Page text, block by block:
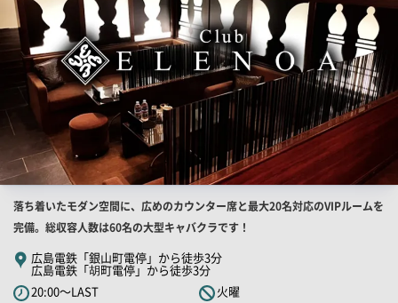
店
舗
PR
キ
ャ
落ち着いたモダン空間に、広めのカウンター席と最大20名対応のVIPルームを
完備。総収容人数は60名の大型キャバクラです！
広島電鉄「銀山町電停」から徒歩3分
広島電鉄「胡町電停」から徒歩3分
20:00～LAST
火曜